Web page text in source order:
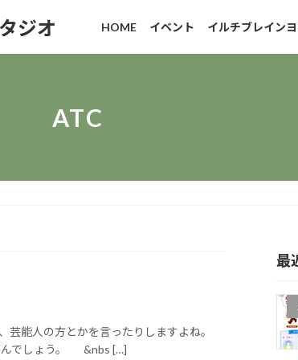
ジオ HOME イベント イルチブレイン
ATC
芸能人の方とかを言ったりしますよね。
でしょう。 &nbs […]
最